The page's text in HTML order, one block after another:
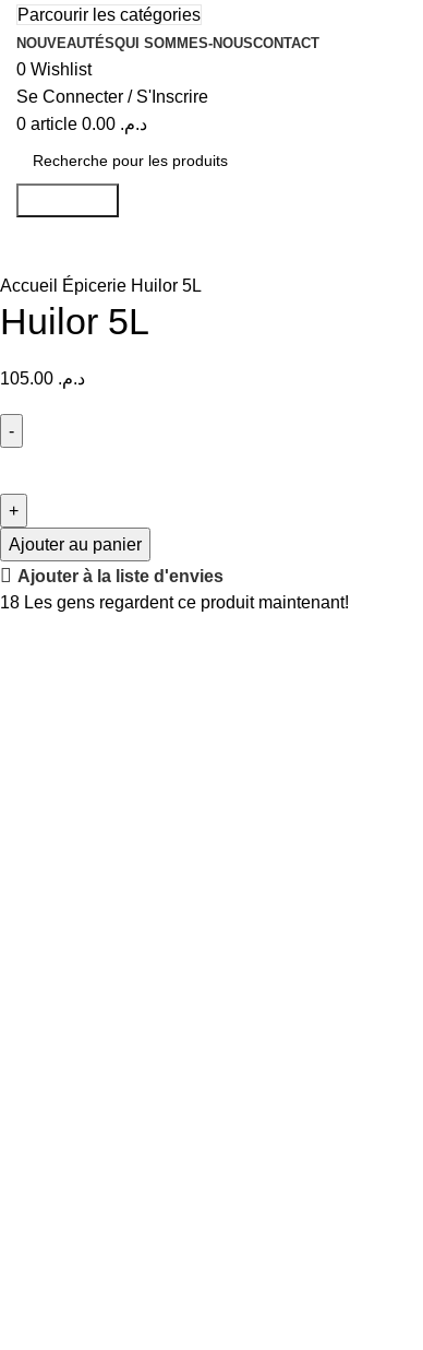
Parcourir les catégories
NOUVEAUTÉSQUI SOMMES-NOUSCONTACT
0 Wishlist
Se Connecter / S'Inscrire
0 article د.م.
Accueil Épicerie Huilor 5L
Huilor 5L
د.م.
Ajouter au panier
Ajouter à la liste d'envies
18 Les gens regardent ce produit maintenant!